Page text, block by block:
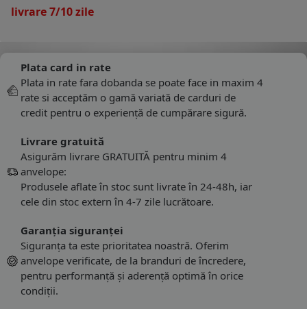
livrare 7/10 zile
Plata card in rate
Plata in rate fara dobanda se poate face in maxim 4
rate si acceptăm o gamă variată de carduri de
credit pentru o experiență de cumpărare sigură.
Livrare gratuită
Asigurăm livrare GRATUITĂ pentru minim 4
anvelope:
Produsele aflate în stoc sunt livrate în 24-48h, iar
cele din stoc extern în 4-7 zile lucrătoare.
Garanția siguranței
Siguranța ta este prioritatea noastră. Oferim
anvelope verificate, de la branduri de încredere,
pentru performanță și aderență optimă în orice
condiții.